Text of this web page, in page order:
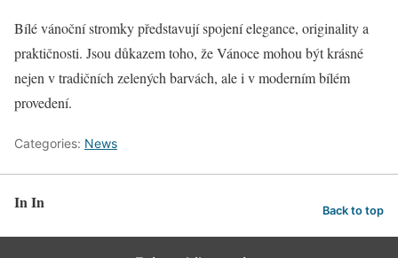
Bílé vánoční stromky představují spojení elegance, originality a
praktičnosti. Jsou důkazem toho, že Vánoce mohou být krásné
nejen v tradičních zelených barvách, ale i v moderním bílém
provedení.
Categories: News
In In Back to top